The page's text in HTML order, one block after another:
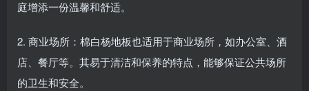
庭增添一份温馨和舒适。
2. 商业场所：棉白杨地板也适用于商业场所，如办公室、酒
店、餐厅等。其易于清洁和保养的特点，能够保证公共场所
的卫生和安全。